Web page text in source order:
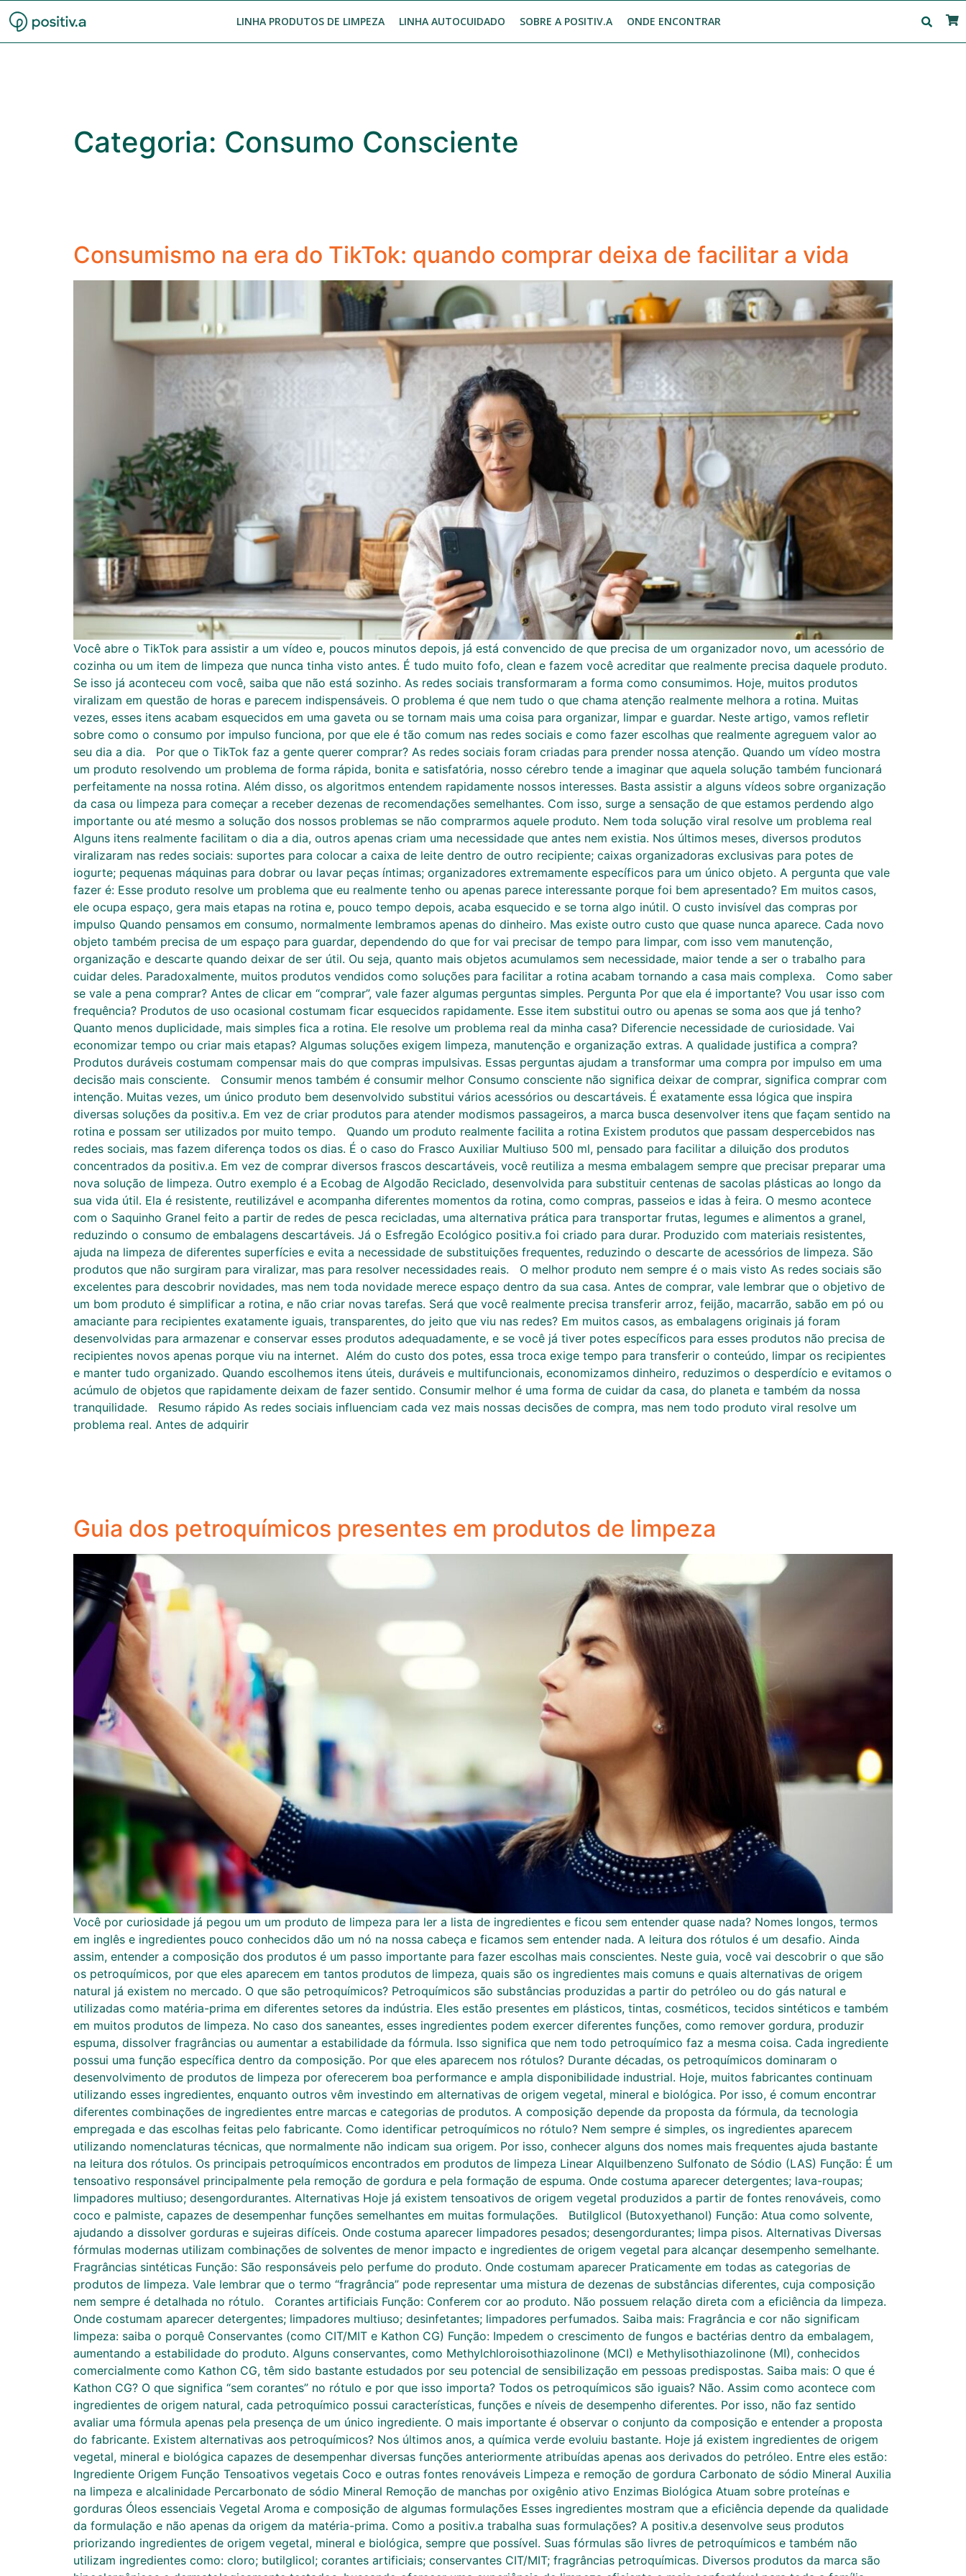
LINHA PRODUTOS DE LIMPEZA LINHA AUTOCUIDADO SOBRE A POSITIV.A ONDE ENCONTRAR
Categoria: Consumo Consciente
Consumismo na era do TikTok: quando comprar deixa de facilitar a vida
Você abre o TikTok para assistir a um vídeo e, poucos minutos depois, já está convencido de que precisa de um organizador novo, um acessório de
cozinha ou um item de limpeza que nunca tinha visto antes. É tudo muito fofo, clean e fazem você acreditar que realmente precisa daquele produto.
Se isso já aconteceu com você, saiba que não está sozinho. As redes sociais transformaram a forma como consumimos. Hoje, muitos produtos
viralizam em questão de horas e parecem indispensáveis. O problema é que nem tudo o que chama atenção realmente melhora a rotina. Muitas
vezes, esses itens acabam esquecidos em uma gaveta ou se tornam mais uma coisa para organizar, limpar e guardar. Neste artigo, vamos refletir
sobre como o consumo por impulso funciona, por que ele é tão comum nas redes sociais e como fazer escolhas que realmente agreguem valor ao
seu dia a dia. Por que o TikTok faz a gente querer comprar? As redes sociais foram criadas para prender nossa atenção. Quando um vídeo mostra
um produto resolvendo um problema de forma rápida, bonita e satisfatória, nosso cérebro tende a imaginar que aquela solução também funcionará
perfeitamente na nossa rotina. Além disso, os algoritmos entendem rapidamente nossos interesses. Basta assistir a alguns vídeos sobre organização
da casa ou limpeza para começar a receber dezenas de recomendações semelhantes. Com isso, surge a sensação de que estamos perdendo algo
importante ou até mesmo a solução dos nossos problemas se não comprarmos aquele produto. Nem toda solução viral resolve um problema real
Alguns itens realmente facilitam o dia a dia, outros apenas criam uma necessidade que antes nem existia. Nos últimos meses, diversos produtos
viralizaram nas redes sociais: suportes para colocar a caixa de leite dentro de outro recipiente; caixas organizadoras exclusivas para potes de
iogurte; pequenas máquinas para dobrar ou lavar peças íntimas; organizadores extremamente específicos para um único objeto. A pergunta que vale
fazer é: Esse produto resolve um problema que eu realmente tenho ou apenas parece interessante porque foi bem apresentado? Em muitos casos,
ele ocupa espaço, gera mais etapas na rotina e, pouco tempo depois, acaba esquecido e se torna algo inútil. O custo invisível das compras por
impulso Quando pensamos em consumo, normalmente lembramos apenas do dinheiro. Mas existe outro custo que quase nunca aparece. Cada novo
objeto também precisa de um espaço para guardar, dependendo do que for vai precisar de tempo para limpar, com isso vem manutenção,
organização e descarte quando deixar de ser útil. Ou seja, quanto mais objetos acumulamos sem necessidade, maior tende a ser o trabalho para
cuidar deles. Paradoxalmente, muitos produtos vendidos como soluções para facilitar a rotina acabam tornando a casa mais complexa. Como saber
se vale a pena comprar? Antes de clicar em “comprar”, vale fazer algumas perguntas simples. Pergunta Por que ela é importante? Vou usar isso com
frequência? Produtos de uso ocasional costumam ficar esquecidos rapidamente. Esse item substitui outro ou apenas se soma aos que já tenho?
Quanto menos duplicidade, mais simples fica a rotina. Ele resolve um problema real da minha casa? Diferencie necessidade de curiosidade. Vai
economizar tempo ou criar mais etapas? Algumas soluções exigem limpeza, manutenção e organização extras. A qualidade justifica a compra?
Produtos duráveis costumam compensar mais do que compras impulsivas. Essas perguntas ajudam a transformar uma compra por impulso em uma
decisão mais consciente. Consumir menos também é consumir melhor Consumo consciente não significa deixar de comprar, significa comprar com
intenção. Muitas vezes, um único produto bem desenvolvido substitui vários acessórios ou descartáveis. É exatamente essa lógica que inspira
diversas soluções da positiv.a. Em vez de criar produtos para atender modismos passageiros, a marca busca desenvolver itens que façam sentido na
rotina e possam ser utilizados por muito tempo. Quando um produto realmente facilita a rotina Existem produtos que passam despercebidos nas
redes sociais, mas fazem diferença todos os dias. É o caso do Frasco Auxiliar Multiuso 500 ml, pensado para facilitar a diluição dos produtos
concentrados da positiv.a. Em vez de comprar diversos frascos descartáveis, você reutiliza a mesma embalagem sempre que precisar preparar uma
nova solução de limpeza. Outro exemplo é a Ecobag de Algodão Reciclado, desenvolvida para substituir centenas de sacolas plásticas ao longo da
sua vida útil. Ela é resistente, reutilizável e acompanha diferentes momentos da rotina, como compras, passeios e idas à feira. O mesmo acontece
com o Saquinho Granel feito a partir de redes de pesca recicladas, uma alternativa prática para transportar frutas, legumes e alimentos a granel,
reduzindo o consumo de embalagens descartáveis. Já o Esfregão Ecológico positiv.a foi criado para durar. Produzido com materiais resistentes,
ajuda na limpeza de diferentes superfícies e evita a necessidade de substituições frequentes, reduzindo o descarte de acessórios de limpeza. São
produtos que não surgiram para viralizar, mas para resolver necessidades reais. O melhor produto nem sempre é o mais visto As redes sociais são
excelentes para descobrir novidades, mas nem toda novidade merece espaço dentro da sua casa. Antes de comprar, vale lembrar que o objetivo de
um bom produto é simplificar a rotina, e não criar novas tarefas. Será que você realmente precisa transferir arroz, feijão, macarrão, sabão em pó ou
amaciante para recipientes exatamente iguais, transparentes, do jeito que viu nas redes? Em muitos casos, as embalagens originais já foram
desenvolvidas para armazenar e conservar esses produtos adequadamente, e se você já tiver potes específicos para esses produtos não precisa de
recipientes novos apenas porque viu na internet. Além do custo dos potes, essa troca exige tempo para transferir o conteúdo, limpar os recipientes
e manter tudo organizado. Quando escolhemos itens úteis, duráveis e multifuncionais, economizamos dinheiro, reduzimos o desperdício e evitamos o
acúmulo de objetos que rapidamente deixam de fazer sentido. Consumir melhor é uma forma de cuidar da casa, do planeta e também da nossa
tranquilidade. Resumo rápido As redes sociais influenciam cada vez mais nossas decisões de compra, mas nem todo produto viral resolve um
problema real. Antes de adquirir
Guia dos petroquímicos presentes em produtos de limpeza
Você por curiosidade já pegou um um produto de limpeza para ler a lista de ingredientes e ficou sem entender quase nada? Nomes longos, termos
em inglês e ingredientes pouco conhecidos dão um nó na nossa cabeça e ficamos sem entender nada. A leitura dos rótulos é um desafio. Ainda
assim, entender a composição dos produtos é um passo importante para fazer escolhas mais conscientes. Neste guia, você vai descobrir o que são
os petroquímicos, por que eles aparecem em tantos produtos de limpeza, quais são os ingredientes mais comuns e quais alternativas de origem
natural já existem no mercado. O que são petroquímicos? Petroquímicos são substâncias produzidas a partir do petróleo ou do gás natural e
utilizadas como matéria-prima em diferentes setores da indústria. Eles estão presentes em plásticos, tintas, cosméticos, tecidos sintéticos e também
em muitos produtos de limpeza. No caso dos saneantes, esses ingredientes podem exercer diferentes funções, como remover gordura, produzir
espuma, dissolver fragrâncias ou aumentar a estabilidade da fórmula. Isso significa que nem todo petroquímico faz a mesma coisa. Cada ingrediente
possui uma função específica dentro da composição. Por que eles aparecem nos rótulos? Durante décadas, os petroquímicos dominaram o
desenvolvimento de produtos de limpeza por oferecerem boa performance e ampla disponibilidade industrial. Hoje, muitos fabricantes continuam
utilizando esses ingredientes, enquanto outros vêm investindo em alternativas de origem vegetal, mineral e biológica. Por isso, é comum encontrar
diferentes combinações de ingredientes entre marcas e categorias de produtos. A composição depende da proposta da fórmula, da tecnologia
empregada e das escolhas feitas pelo fabricante. Como identificar petroquímicos no rótulo? Nem sempre é simples, os ingredientes aparecem
utilizando nomenclaturas técnicas, que normalmente não indicam sua origem. Por isso, conhecer alguns dos nomes mais frequentes ajuda bastante
na leitura dos rótulos. Os principais petroquímicos encontrados em produtos de limpeza Linear Alquilbenzeno Sulfonato de Sódio (LAS) Função: É um
tensoativo responsável principalmente pela remoção de gordura e pela formação de espuma. Onde costuma aparecer detergentes; lava-roupas;
limpadores multiuso; desengordurantes. Alternativas Hoje já existem tensoativos de origem vegetal produzidos a partir de fontes renováveis, como
coco e palmiste, capazes de desempenhar funções semelhantes em muitas formulações. Butilglicol (Butoxyethanol) Função: Atua como solvente,
ajudando a dissolver gorduras e sujeiras difíceis. Onde costuma aparecer limpadores pesados; desengordurantes; limpa pisos. Alternativas Diversas
fórmulas modernas utilizam combinações de solventes de menor impacto e ingredientes de origem vegetal para alcançar desempenho semelhante.
Fragrâncias sintéticas Função: São responsáveis pelo perfume do produto. Onde costumam aparecer Praticamente em todas as categorias de
produtos de limpeza. Vale lembrar que o termo “fragrância” pode representar uma mistura de dezenas de substâncias diferentes, cuja composição
nem sempre é detalhada no rótulo. Corantes artificiais Função: Conferem cor ao produto. Não possuem relação direta com a eficiência da limpeza.
Onde costumam aparecer detergentes; limpadores multiuso; desinfetantes; limpadores perfumados. Saiba mais: Fragrância e cor não significam
limpeza: saiba o porquê Conservantes (como CIT/MIT e Kathon CG) Função: Impedem o crescimento de fungos e bactérias dentro da embalagem,
aumentando a estabilidade do produto. Alguns conservantes, como Methylchloroisothiazolinone (MCI) e Methylisothiazolinone (MI), conhecidos
comercialmente como Kathon CG, têm sido bastante estudados por seu potencial de sensibilização em pessoas predispostas. Saiba mais: O que é
Kathon CG? O que significa “sem corantes” no rótulo e por que isso importa? Todos os petroquímicos são iguais? Não. Assim como acontece com
ingredientes de origem natural, cada petroquímico possui características, funções e níveis de desempenho diferentes. Por isso, não faz sentido
avaliar uma fórmula apenas pela presença de um único ingrediente. O mais importante é observar o conjunto da composição e entender a proposta
do fabricante. Existem alternativas aos petroquímicos? Nos últimos anos, a química verde evoluiu bastante. Hoje já existem ingredientes de origem
vegetal, mineral e biológica capazes de desempenhar diversas funções anteriormente atribuídas apenas aos derivados do petróleo. Entre eles estão:
Ingrediente Origem Função Tensoativos vegetais Coco e outras fontes renováveis Limpeza e remoção de gordura Carbonato de sódio Mineral Auxilia
na limpeza e alcalinidade Percarbonato de sódio Mineral Remoção de manchas por oxigênio ativo Enzimas Biológica Atuam sobre proteínas e
gorduras Óleos essenciais Vegetal Aroma e composição de algumas formulações Esses ingredientes mostram que a eficiência depende da qualidade
da formulação e não apenas da origem da matéria-prima. Como a positiv.a trabalha suas formulações? A positiv.a desenvolve seus produtos
priorizando ingredientes de origem vegetal, mineral e biológica, sempre que possível. Suas fórmulas são livres de petroquímicos e também não
utilizam ingredientes como: cloro; butilglicol; corantes artificiais; conservantes CIT/MIT; fragrâncias petroquímicas. Diversos produtos da marca são